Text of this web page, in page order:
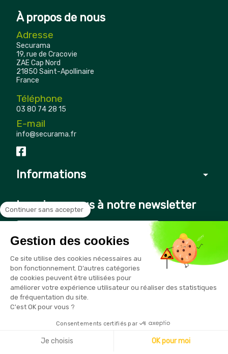
À propos de nous
Adresse
Securama
19, rue de Cracovie
ZAE Cap Nord
21850 Saint-Apollinaire
France
Téléphone
03 80 74 28 15
E-mail
info@securama.fr
Informations arrow_drop_down
Inscrivez-vous à notre newsletter
Vous pouvez vous désinscrire à tout moment en cliquant sur le
lien présent dans nos emails
Copyright © 2026 - Sécurama
Continuer sans accepter
Gestion des cookies
Ce site utilise des cookies nécessaires au
bon fonctionnement. D’autres catégories
de cookies peuvent être utilisées pour
améliorer votre expérience utilisateur ou réaliser des statistiques
de fréquentation du site.
C'est OK pour vous ?
Consentements certifiés par
Je choisis OK pour moi